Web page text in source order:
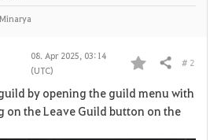
08. Apr 2025, 03:14
(UTC)
F
a
Teilen # 2
by opening the guild menu with
on the Leave Guild button on the
Minarya